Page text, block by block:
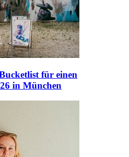
für einen
in München